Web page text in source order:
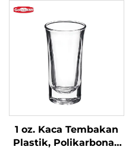
1 oz. Kaca Tembakan
Plastik, Polikarbonat,